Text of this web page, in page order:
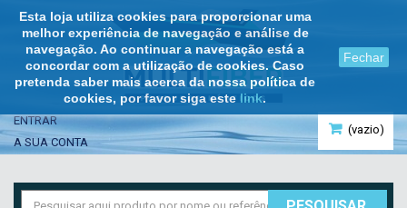
Esta loja utiliza cookies para proporcionar uma
melhor experiência de navegação e análise de
navegação. Ao continuar a navegação está a
concordar com a utilização de cookies. Caso
pretenda saber mais acerca da nossa política de
cookies, por favor siga este link.
Fechar
(vazio)
ENTRAR
A SUA CONTA